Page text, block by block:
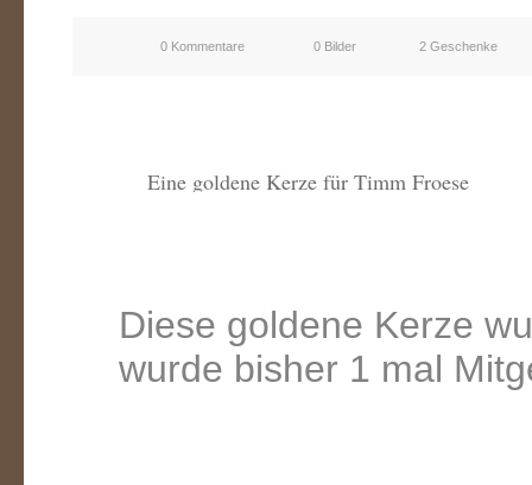
0 Kommentare 0 Bilder 2 Geschenke
Eine goldene Kerze für Timm Froese
Diese goldene Kerze
wurde bisher 1 mal